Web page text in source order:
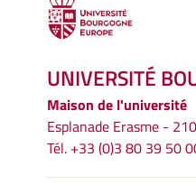
UNIVERSITÉ
Maison de l'université
Esplanade Erasme -
Tél. +33 (0)3 80 39 50